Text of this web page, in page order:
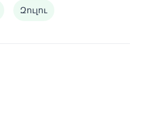
Զուլու